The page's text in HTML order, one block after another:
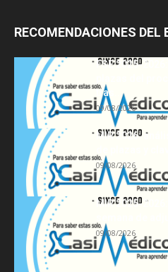
RECOMENDACIONES DEL
FSE 2025-
plazas del
tras...
09/08/2026
MIR 2026:
de plazas y
09/08/2026
MIR 2025-
semana de
09/08/2026